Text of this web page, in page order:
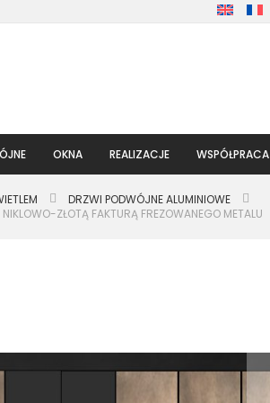
OKNA REALIZACJE WSPÓŁPRACA
DRZWI PODWÓJNE ALUMINIOWE
ZŁOTĄ FAKTURĄ FREZOWANEGO METALU